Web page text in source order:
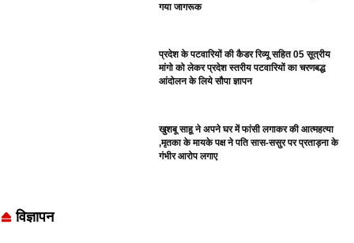
गया जागरूक
प्रदेश के पटवारियों की कैडर रिव्यू सहित 05 सूत्रीय
मांगो को लेकर प्रदेश स्तरीय पटवारियों का चरणबद्ध
आंदोलन के लिये सौपा ज्ञापन
खुशबू साहू ने अपने घर में फांसी लगाकर की आत्महत्या
,मृतका के मायके पक्ष ने पति सास-ससुर पर प्रताड़ना के
गंभीर आरोप लगाए
विज्ञापन